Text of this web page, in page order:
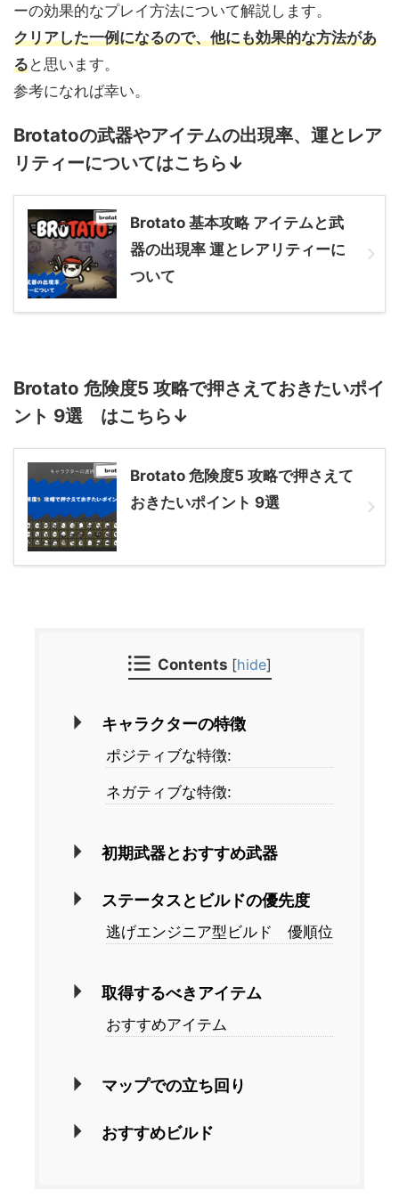
ーの効果的なプレイ方法について解説します。
クリアした一例になるので、他にも効果的な方法があ
ると思います。
参考になれば幸い。
Brotatoの武器やアイテムの出現率、運とレア
リティーについてはこちら↓
Brotato 基本攻略 アイテムと武
器の出現率 運とレアリティーに
ついて
Brotato 危険度5 攻略で押さえておきたいポイ
ント 9選 はこちら↓
Brotato 危険度5 攻略で押さえて
おきたいポイント 9選
Contents [hide]
キャラクターの特徴
ポジティブな特徴:
ネガティブな特徴:
初期武器とおすすめ武器
ステータスとビルドの優先度
逃げエンジニア型ビルド 優順位
取得するべきアイテム
おすすめアイテム
マップでの立ち回り
おすすめビルド